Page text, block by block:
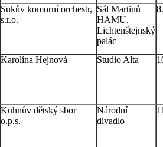
Sukův komorní orchestr,
s.r.o.
Sál Martinů
HAMU,
Lichtenštejnský
palác
Karolína Hejnová Studio Alta
Kühnův dětský sbor
o.p.s.
Národní
divadlo